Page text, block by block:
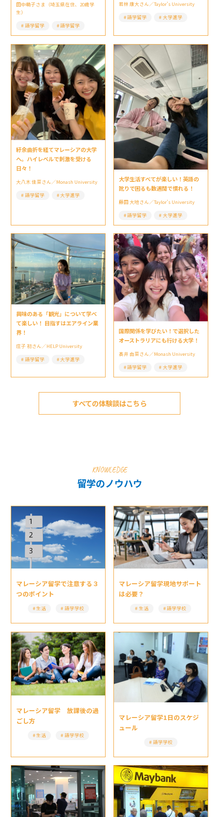
田中萌子さま（埼玉県在住、20歳学
生）
語学留学
語学留学
若林 康大さん／Taylor’s University
語学留学
大学進学
紆余曲折を経てマレーシアの大学
へ。ハイレベルで刺激を受ける
日々！
大八木 佳菜さん／Monash University
語学留学
大学進学
大学生活すべてが楽しい！英語の
訛りで困るも数週間で慣れる！
藤田 大地さん／Taylor’s University
語学留学
大学進学
興味のある「観光」について学べ
て楽しい！ 目指すはエアライン業
界！
庄子 初さん／HELP University
語学留学
大学進学
国際関係を学びたい！で選択した
オーストラリアにも行ける大学！
髙井 由菜さん／Monash University
語学留学
大学進学
すべての体験談はこちら
KNOWLEDGE
留学のノウハウ
マレーシア留学で注意する３
つのポイント
生活 語学学校
マレーシア留学現地サポート
は必要？
生活 語学学校
マレーシア留学 放課後の過
ごし方
生活 語学学校
マレーシア留学1日のスケジ
ュール
語学学校